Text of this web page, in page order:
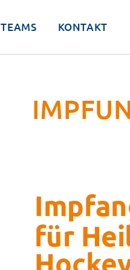
TEAMS KONTAKT